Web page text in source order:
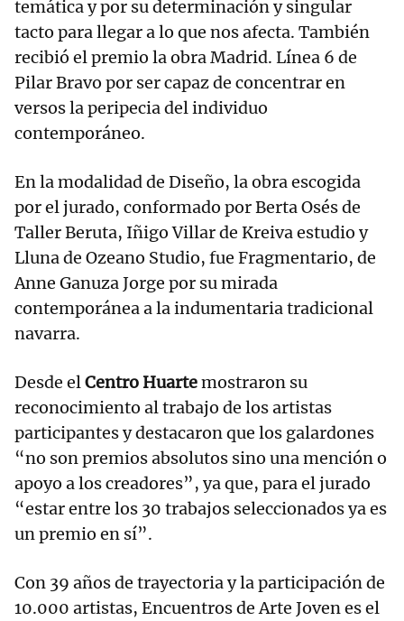
temática y por su determinación y singular
tacto para llegar a lo que nos afecta. También
recibió el premio la obra Madrid. Línea 6 de
Pilar Bravo por ser capaz de concentrar en
versos la peripecia del individuo
contemporáneo.
En la modalidad de Diseño, la obra escogida
por el jurado, conformado por Berta Osés de
Taller Beruta, Iñigo Villar de Kreiva estudio y
Lluna de Ozeano Studio, fue Fragmentario, de
Anne Ganuza Jorge por su mirada
contemporánea a la indumentaria tradicional
navarra.
Desde elCentro Huartemostraron su
reconocimiento al trabajo de los artistas
participantes y destacaron que los galardones
“no son premios absolutos sino una mención o
apoyo a los creadores”, ya que, para el jurado
“estar entre los 30 trabajos seleccionados ya es
un premio en sí”.
Con 39 años de trayectoria y la participación de
10.000 artistas, Encuentros de Arte Joven es el